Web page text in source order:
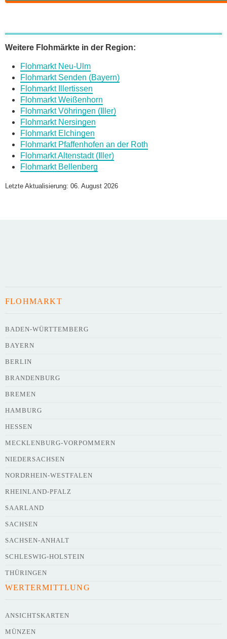
E-Mail*
Daten des Flohmarkts
Name des Flohmarkts
Webseite
Kurze Beschreibung des Flohmarkts
Kontaktdaten des Veranstalters
Weitere Flohmärkte in der Region:
Flohmarkt Neu-Ulm
Flohmarkt Senden (Bayern)
Flohmarkt Illertissen
Flohmarkt Weißenhorn
Flohmarkt Vöhringen (Iller)
Flohmarkt Nersingen
Flohmarkt Elchingen
Flohmarkt Pfaffenhofen an der Roth
Flohmarkt Altenstadt (Iller)
Flohmarkt Bellenberg
Letzte Aktualisierung: 06. August 2026
FLOHMARKT
BADEN-WÜRTTEMBERG
BAYERN
BERLIN
BRANDENBURG
BREMEN
HAMBURG
HESSEN
MECKLENBURG-VORPOMMERN
NIEDERSACHSEN
NORDRHEIN-WESTFALEN
RHEINLAND-PFALZ
SAARLAND
SACHSEN
SACHSEN-ANHALT
SCHLESWIG-HOLSTEIN
THÜRINGEN
WERTERMITTLUNG
ANSICHTSKARTEN
MÜNZEN